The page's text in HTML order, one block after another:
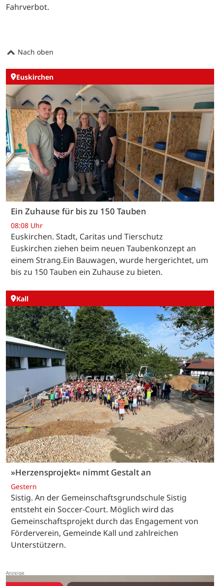
Fahrverbot.
Nach oben
Euskirchen
Ein Zuhause für bis zu 150 Tauben
08:08 Uhr
Euskirchen. Stadt, Caritas und Tierschutz
Euskirchen ziehen beim neuen Taubenkonzept an
einem Strang.Ein Bauwagen, wurde hergerichtet, um
bis zu 150 Tauben ein Zuhause zu bieten.
Kall
»Herzensprojekt« nimmt Gestalt an
Gestern
Sistig. An der Gemeinschaftsgrundschule Sistig
entsteht ein Soccer-Court. Möglich wird das
Gemeinschaftsprojekt durch das Engagement von
Förderverein, Gemeinde Kall und zahlreichen
Unterstützern.